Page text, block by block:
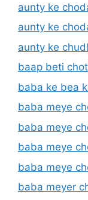
aunty ke
aunty ke
aunty ke
baap beti
baba ke bea
baba meye
baba meye
baba meye
baba meye
baba meyer